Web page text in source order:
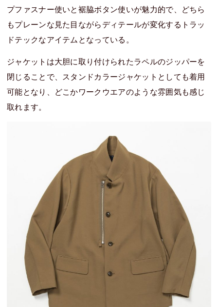
プファスナー使いと裾脇ボタン使いが魅力的で、どちら
もプレーンな見た目ながらディテールが変化するトラッ
ドテックなアイテムとなっている。
ジャケットは大胆に取り付けられたラペルのジッパーを
閉じることで、スタンドカラージャケットとしても着用
可能となり、どこかワークウエアのような雰囲気も感じ
取れます。